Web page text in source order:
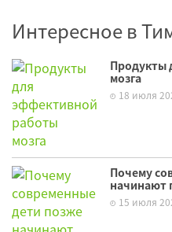
Интересное в
Продукты
мозга
18 июля
Почему
начинают
15 июля